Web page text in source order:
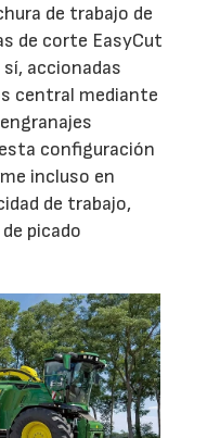
de trabajo de
de corte EasyCut
accionadas
central mediante
configuración
incluso en
de trabajo,
picado